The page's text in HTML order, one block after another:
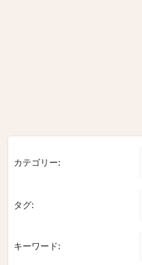
カテゴリー:
タグ:
キーワード: